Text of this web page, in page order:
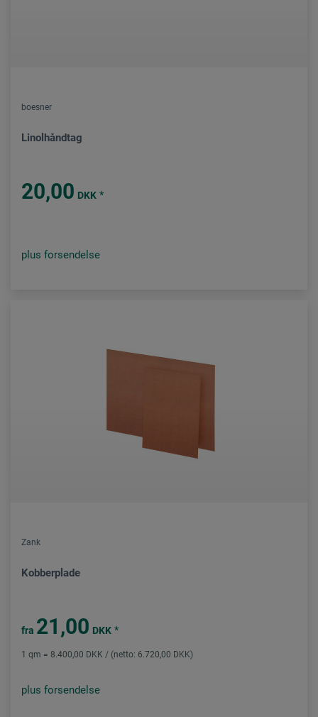
boesner
Linolhåndtag
20,00 DKK *
plus forsendelse
Zank
Kobberplade
fra 21,00 DKK *
1 qm = 8.400,00 DKK / (netto: 6.720,00 DKK)
plus forsendelse